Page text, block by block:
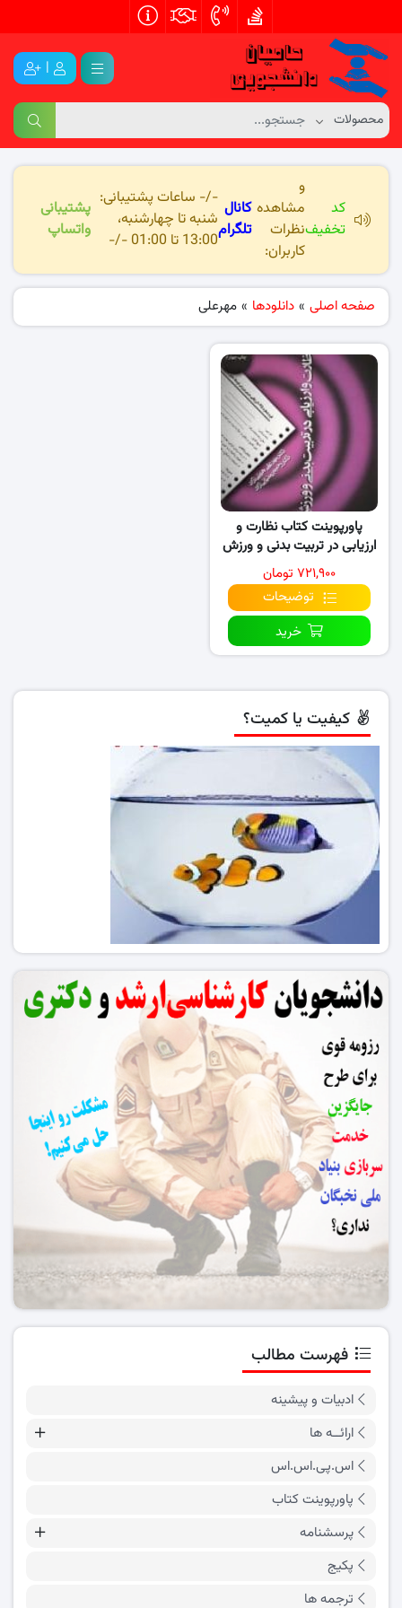
|
کد
تخفیف
و
مشاهده
نظرات
کاربران:
کانال
تلگرام
-/- ساعات پشتیبانی:
شنبه تا چهارشنبه،
13:00 تا 01:00 -/-
پشتیبانی
واتساپ
صفحه اصلی » دانلودها » مهرعلی
پاورپوینت کتاب نظارت و
ارزیابی در تربیت بدنی و ورزش
(تمام فصول)
۷۲۱,۹۰۰ تومان
توضیحات
خرید
کیفیت یا کمیت؟
فهرست مطالب
ادبیات و پیشینه
ارائــه ها
اس.پی.اس.اس
پاورپوینت کتاب
پرسشنامه
پکیج
ترجمه ها